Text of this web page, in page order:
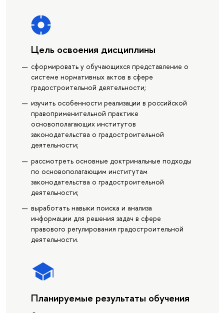
Цель освоения дисциплины
сформировать у обучающихся представление о
системе нормативных актов в сфере
градостроительной деятельности;
изучить особенности реализации в российской
правоприменительной практике
основополагающих институтов
законодательства о градостроительной
деятельности;
рассмотреть основные доктринальные подходы
по основополагающим институтам
законодательства о градостроительной
деятельности;
выработать навыки поиска и анализа
информации для решения задач в сфере
правового регулирования градостроительной
деятельности.
Планируемые результаты обучения